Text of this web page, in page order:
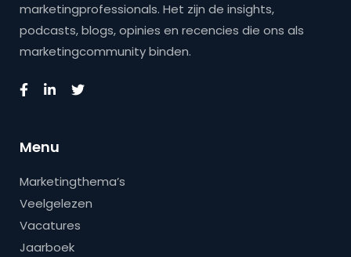
marketingprofessionals. Het zijn de insights,
podcasts, blogs, opinies en recencies die ons als
marketingcommunity binden.
Menu
Marketingthema’s
Veelgelezen
Vacatures
Jaarboek